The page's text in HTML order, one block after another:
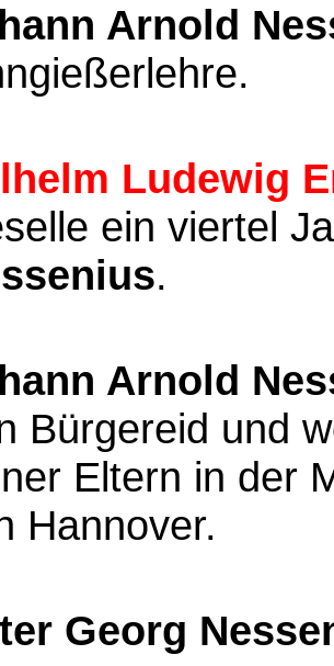
Arnold
Ludewig
ein viertel
.
Arnold
Bürgereid und
Eltern in der
Hannover.
Georg